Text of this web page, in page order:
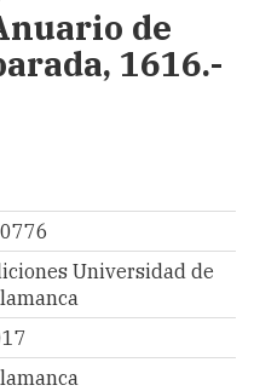
de
1616.-
Universidad de